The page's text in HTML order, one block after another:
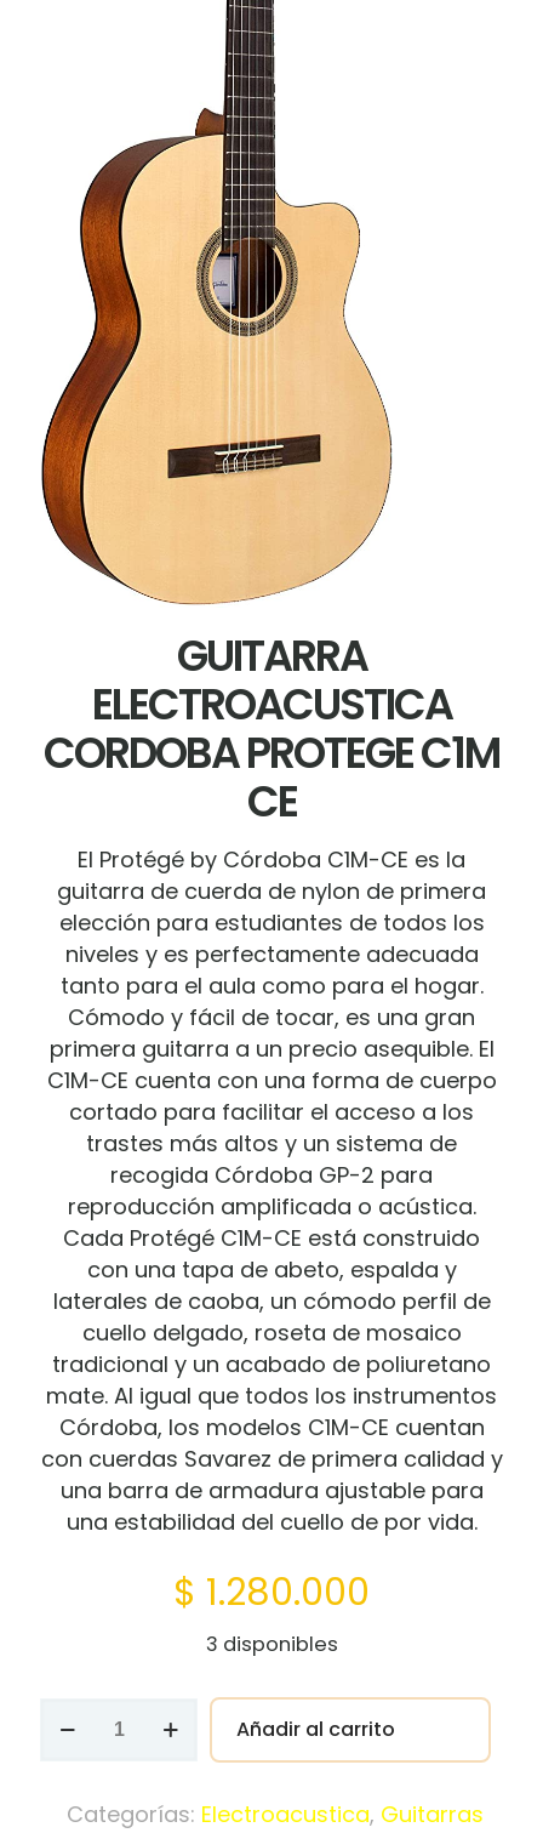
GUITARRA
ELECTROACUSTICA
CORDOBA PROTEGE C1M
CE
El Protégé by Córdoba C1M-CE es la
guitarra de cuerda de nylon de primera
elección para estudiantes de todos los
niveles y es perfectamente adecuada
tanto para el aula como para el hogar.
Cómodo y fácil de tocar, es una gran
primera guitarra a un precio asequible. El
C1M-CE cuenta con una forma de cuerpo
cortado para facilitar el acceso a los
trastes más altos y un sistema de
recogida Córdoba GP-2 para
reproducción amplificada o acústica.
Cada Protégé C1M-CE está construido
con una tapa de abeto, espalda y
laterales de caoba, un cómodo perfil de
cuello delgado, roseta de mosaico
tradicional y un acabado de poliuretano
mate. Al igual que todos los instrumentos
Córdoba, los modelos C1M-CE cuentan
con cuerdas Savarez de primera calidad y
una barra de armadura ajustable para
una estabilidad del cuello de por vida.
$ 1.280.000
3 disponibles
ELECTROACUSTICA
PROTEGE
Añadir al carrito
Categorías: Electroacustica, Guitarras